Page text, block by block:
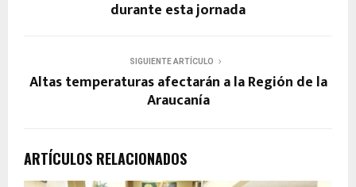
durante esta jornada
SIGUIENTE ARTÍCULO
Altas temperaturas afectarán a la Región de la
Araucanía
ARTÍCULOS RELACIONADOS